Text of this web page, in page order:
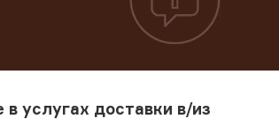
в услугах доставки в/из